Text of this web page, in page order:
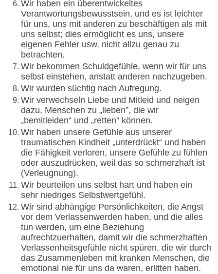
Wir haben ein überentwickeltes
Verantwortungsbewusstsein, und es ist leichter
für uns, uns mit anderen zu beschäftigen als mit
uns selbst; dies ermöglicht es uns, unsere
eigenen Fehler usw. nicht allzu genau zu
betrachten.
Wir bekommen Schuldgefühle, wenn wir für uns
selbst einstehen, anstatt anderen nachzugeben.
Wir wurden süchtig nach Aufregung.
Wir verwechseln Liebe und Mitleid und neigen
dazu, Menschen zu „lieben”, die wir
„bemitleiden” und „retten” können.
Wir haben unsere Gefühle aus unserer
traumatischen Kindheit „unterdrückt“ und haben
die Fähigkeit verloren, unsere Gefühle zu fühlen
oder auszudrücken, weil das so schmerzhaft ist
(Verleugnung).
Wir beurteilen uns selbst hart und haben ein
sehr niedriges Selbstwertgefühl.
Wir sind abhängige Persönlichkeiten, die Angst
vor dem Verlassenwerden haben, und die alles
tun werden, um eine Beziehung
aufrechtzuerhalten, damit wir die schmerzhaften
Verlassenheitsgefühle nicht spüren, die wir durch
das Zusammenleben mit kranken Menschen, die
emotional nie für uns da waren, erlitten haben.